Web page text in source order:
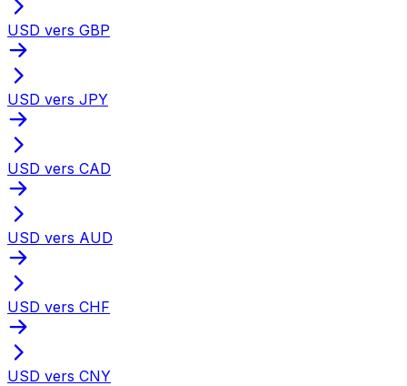
USD vers GBP
USD vers JPY
USD vers CAD
USD vers AUD
USD vers CHF
USD vers CNY